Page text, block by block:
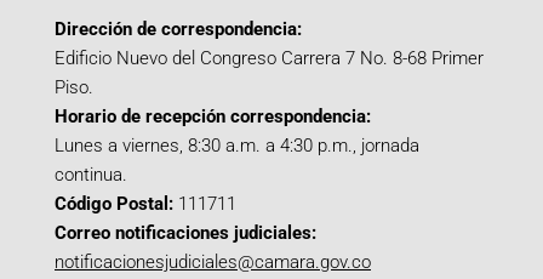
Dirección de correspondencia:
Edificio Nuevo del Congreso Carrera 7 No. 8-68 Primer
Piso.
Horario de recepción correspondencia:
Lunes a viernes, 8:30 a.m. a 4:30 p.m., jornada
continua.
Código Postal: 111711
Correo notificaciones judiciales:
notificacionesjudiciales@camara.gov.co